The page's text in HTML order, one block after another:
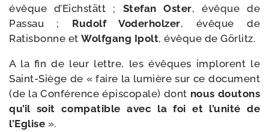
évêque d’Eichstätt ; Stefan Oster, évêque de
Passau ; Rudolf Voderholzer, évêque de
Ratisbonne et Wolfgang Ipolt, évêque de Görlitz.
A la fin de leur lettre, les évêques implorent le
Saint-​Siège de « faire la lumière sur ce docu­ment
(de la Conférence épis­co­pale) dont nous dou­tons
qu’il soit com­pa­tible avec la foi et l’unité de
l’Eglise ».